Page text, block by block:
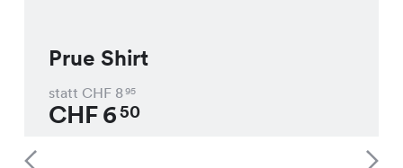
Prue Shirt
statt CHF 895
CHF650